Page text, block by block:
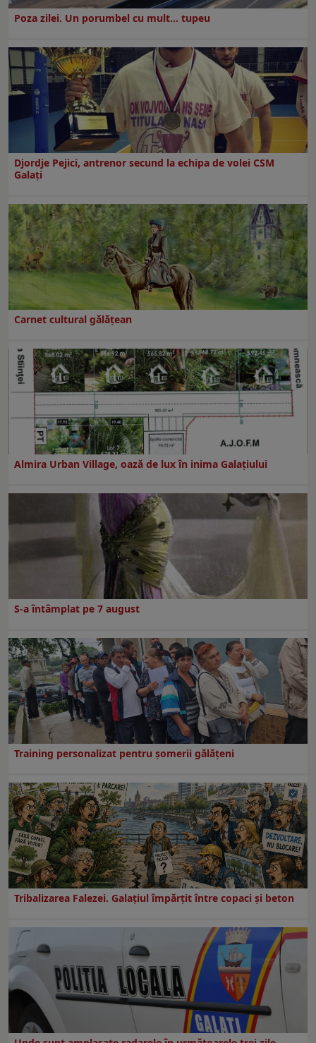
Poza zilei. Un porumbel cu mult… tupeu
Djordje Pejici, antrenor secund la echipa de volei CSM
Galați
Carnet cultural gălăţean
Almira Urban Village, oază de lux în inima Galațiului
S-a întâmplat pe 7 august
Training personalizat pentru șomerii gălățeni
Tribalizarea Falezei. Galațiul împărțit între copaci și beton